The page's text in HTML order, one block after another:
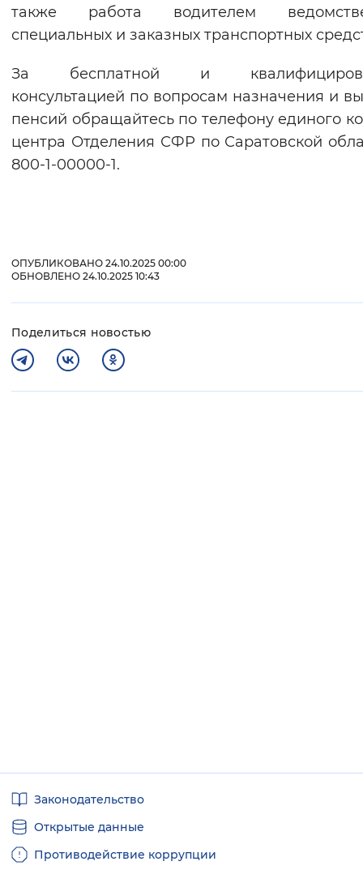
также работа водителем
специальных и заказных транспортных
За бесплатной и
консультацией по вопросам назначения и
пенсий обращайтесь по телефону единого
центра Отделения СФР по Саратовской
800-1-00000-1.
ОПУБЛИКОВАНО 24.10.2025 00:00
ОБНОВЛЕНО 24.10.2025 10:43
Поделиться новостью
ссылкиЗаконодательство
Открытые данные
Противодействие коррупции